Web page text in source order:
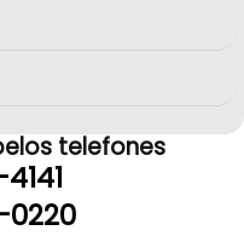
telefones
0220